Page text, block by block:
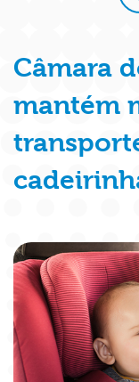
Câmara
mantém